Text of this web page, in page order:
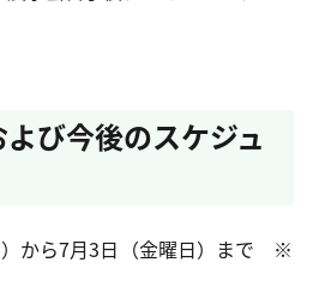
び今後のスケジュ
から7月3日（金曜日）まで ※